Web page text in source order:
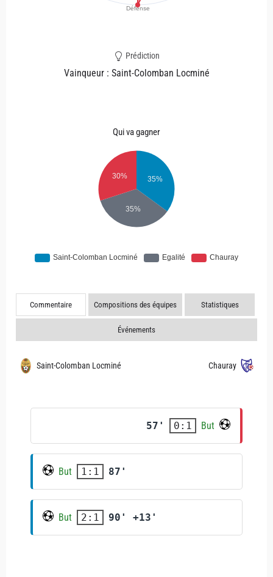
Prédiction
Vainqueur : Saint-Colomban Locminé
Qui va gagner
Commentaire Compositions des équipes Statistiques
Événements
Saint-Colomban Locminé Chauray
57' 0:1 But
But 1:1 87'
But 2:1 90' +13'